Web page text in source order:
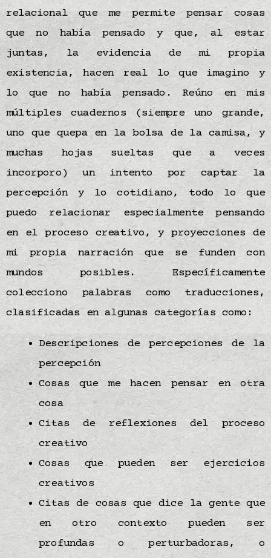
relacional que me permite pensar cosas
que no había pensado y que, al estar
juntas, la evidencia de mi propia
existencia, hacen real lo que imagino y
lo que no había pensado. Reúno en mis
múltiples cuadernos (siempre uno grande,
uno que quepa en la bolsa de la camisa, y
muchas hojas sueltas que a veces
incorporo) un intento por captar la
percepción y lo cotidiano, todo lo que
puedo relacionar especialmente pensando
en el proceso creativo, y proyecciones de
mi propia narración que se funden con
mundos posibles. Específicamente
colecciono palabras como traducciones,
clasificadas en algunas categorías como:
Descripciones de percepciones de la
percepción
Cosas que me hacen pensar en otra
cosa
Citas de reflexiones del proceso
creativo
Cosas que pueden ser ejercicios
creativos
Citas de cosas que dice la gente que
en otro contexto pueden ser
profundas o perturbadoras, o